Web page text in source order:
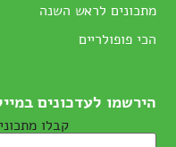
מתכונים לראש השנה
הכי פופולריים
הירשמו לעדכונים
קבלו